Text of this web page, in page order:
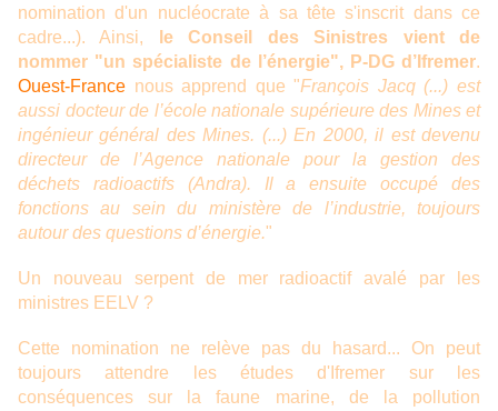
nomination d'un nucléocrate à sa tête s'inscrit dans ce
cadre...). Ainsi,
le Conseil des Sinistres vient de
nommer "un spécialiste de l’énergie", P-DG d’Ifremer.
Ouest-France nous apprend que "François Jacq (...) est
aussi docteur de l’école nationale supérieure des Mines et
ingénieur général des Mines. (...) En 2000, il est devenu
directeur de l’Agence nationale pour la gestion des
déchets radioactifs (Andra). Il a ensuite occupé des
fonctions au sein du ministère de l’industrie, toujours
autour des questions d’énergie."
Un nouveau serpent de mer radioactif avalé par les
ministres EELV ?
Cette nomination ne relève pas du hasard... On peut
toujours attendre les études d'Ifremer sur les
conséquences sur la faune marine, de la pollution